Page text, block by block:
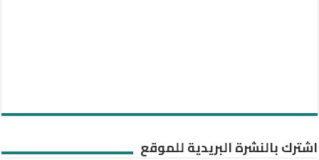
اشترك بالنشرة البريدية للموقع